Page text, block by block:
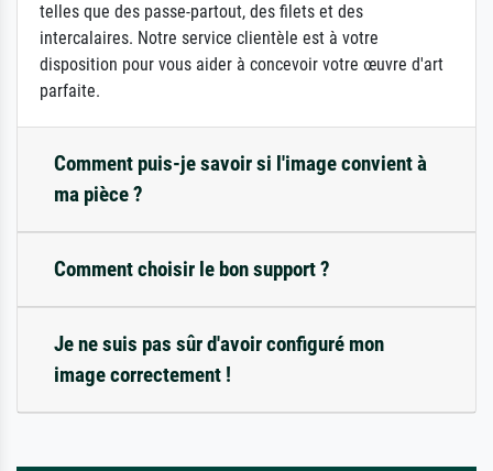
telles que des passe-partout, des filets et des
intercalaires. Notre service clientèle est à votre
disposition pour vous aider à concevoir votre œuvre d'art
parfaite.
Comment puis-je savoir si l'image convient à
ma pièce ?
Comment choisir le bon support ?
Je ne suis pas sûr d'avoir configuré mon
image correctement !